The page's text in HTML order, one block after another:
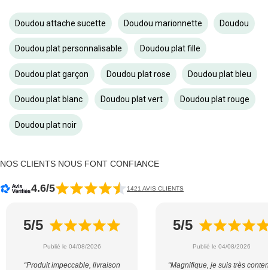
Doudou attache sucette Doudou marionnette Doudou
Doudou plat personnalisable Doudou plat fille
Doudou plat garçon Doudou plat rose Doudou plat bleu
Doudou plat blanc Doudou plat vert Doudou plat rouge
Doudou plat noir
NOS CLIENTS NOUS FONT CONFIANCE
4.6/5 1421 AVIS CLIENTS
5/5
Publié le 04/08/2026
“Produit impeccable, livraison
5/5
Publié le 04/08/2026
“Magnifique, je suis très